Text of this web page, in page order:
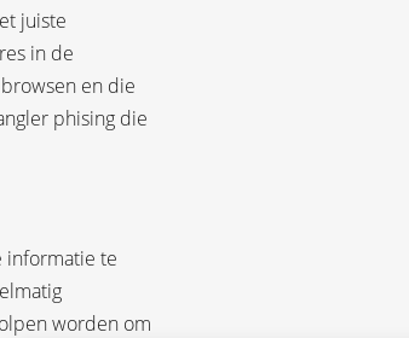
juiste
in de
en die
phising die
informatie te
worden om